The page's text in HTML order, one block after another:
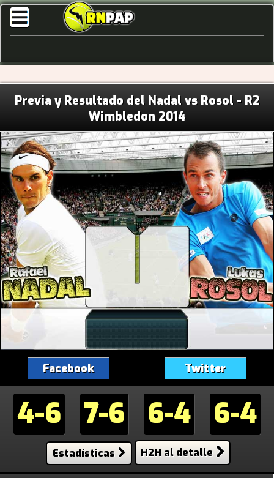
Previa y Resultado del Nadal vs Rosol - R2
Wimbledon 2014
Facebook Twitter
4-6 7-6 6-4 6-4
Estadísticas H2H al detalle